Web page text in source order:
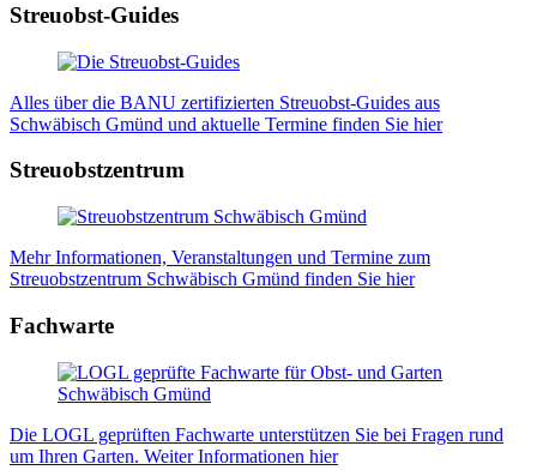
Streuobst-Guides
Alles über die BANU zertifizierten Streuobst-Guides aus
Schwäbisch Gmünd und aktuelle Termine finden Sie hier
Streuobstzentrum
Mehr Informationen, Veranstaltungen und Termine zum
Streuobstzentrum Schwäbisch Gmünd finden Sie hier
Fachwarte
Die LOGL geprüften Fachwarte unterstützen Sie bei Fragen rund
um Ihren Garten. Weiter Informationen hier